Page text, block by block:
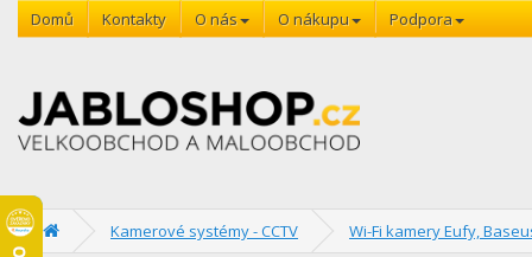
Domů Kontakty O nás O nákupu Podpora
Kamerové systémy - CCTV Wi-Fi kamery Eufy,